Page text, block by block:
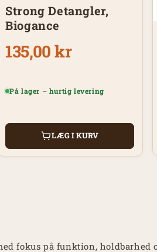
Strong Detangler,
Biogance
135,00 kr
På lager – hurtig levering
LÆG I KURV
fokus på funktion,